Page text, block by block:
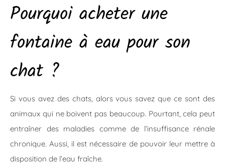
Pourquoi acheter une
fontaine à eau pour son
chat ?
Si vous avez des chats, alors vous savez que ce sont des
animaux qui ne boivent pas beaucoup. Pourtant, cela peut
entraîner des maladies comme de l’insuffisance rénale
chronique. Aussi, il est nécessaire de pouvoir leur mettre à
disposition de l’eau fraîche.